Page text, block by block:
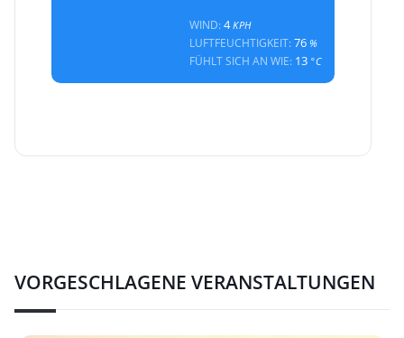
WIND:4KPH
LUFTFEUCHTIGKEIT:76%
FÜHLT SICH AN WIE: 13°C
VORGESCHLAGENE VERANSTALTUNGEN